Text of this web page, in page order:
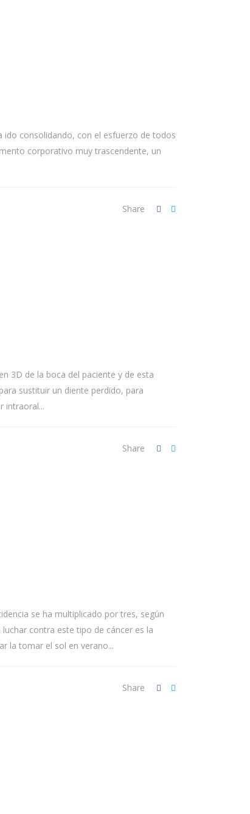
ido consolidando, con el esfuerzo de todos
corporativo muy trascendente, un
Share
3D de la boca del paciente y de esta
sustituir un diente perdido, para
intraoral...
Share
se ha multiplicado por tres, según
contra este tipo de cáncer es la
la tomar el sol en verano...
Share